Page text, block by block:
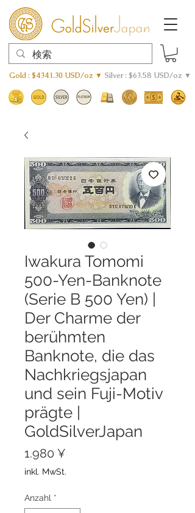
Gold : $4341.30 USD/oz ▼ Silver : $63.58 USD/oz ▼
Iwakura Tomomi
500-Yen-Banknote
(Serie B 500 Yen) |
Der Charme der
berühmten
Banknote, die das
Nachkriegsjapan
und sein Fuji-Motiv
prägte |
GoldSilverJapan
1.980 ¥
inkl. MwSt.
Anzahl *